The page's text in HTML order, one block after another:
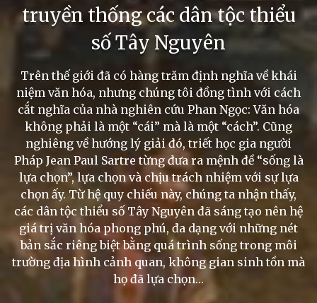
truyền thống các dân tộc thiểu
số Tây Nguyên
Trên thế giới đã có hàng trăm định nghĩa về khái
niệm văn hóa, nhưng chúng tôi đồng tình với cách
cắt nghĩa của nhà nghiên cứu Phan Ngọc: Văn hóa
không phải là một “cái” mà là một “cách”. Cũng
nghiêng về hướng lý giải đó, triết học gia người
Pháp Jean Paul Sartre từng đưa ra mệnh đề “sống là
lựa chọn”, lựa chọn và chịu trách nhiệm với sự lựa
chọn ấy. Từ hệ quy chiếu này, chúng ta nhận thấy,
các dân tộc thiểu số Tây Nguyên đã sáng tạo nên hệ
giá trị văn hóa phong phú, đa dạng với những nét
bản sắc riêng biệt bằng quá trình sống trong môi
trường địa hình cảnh quan, không gian sinh tồn mà
họ đã lựa chọn…